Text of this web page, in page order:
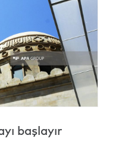
başlayır